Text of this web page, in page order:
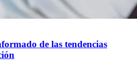
de las tendencias